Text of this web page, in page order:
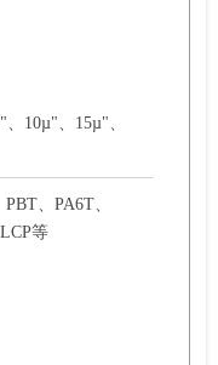
10µ"、15µ"、
、PA6T、
等